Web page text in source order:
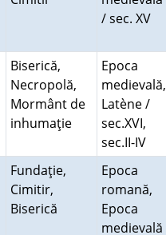
/ sec. XV
Biserică,
Necropolă,
Mormânt de
inhumaţie
Epoca
medievală,
Latène /
sec.XVI,
sec.II-IV
Fundaţie,
Cimitir,
Biserică
Epoca
romană,
Epoca
medievală